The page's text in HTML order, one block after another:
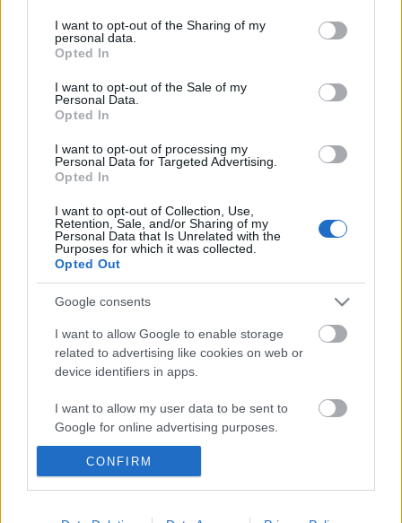
not limited to your visit or usage behaviour. You may click to
grant or deny consent to Google and its third-party tags to
use your data for below specified purposes in below Google
consent section.
I want to opt-out of the Sharing of my
personal data.
Opted In
I want to opt-out of the Sale of my
Personal Data.
Opted In
I want to opt-out of processing my
Personal Data for Targeted Advertising.
Opted In
I want to opt-out of Collection, Use,
Retention, Sale, and/or Sharing of my
Personal Data that Is Unrelated with the
Purposes for which it was collected.
Opted Out
Google consents
I want to allow Google to enable storage
related to advertising like cookies on web or
device identifiers in apps.
I want to allow my user data to be sent to
Google for online advertising purposes.
I want to allow Google to send me
I want to allow Google to enable storage
CONFIRM
A teljes napló erre >>
Ajánlott bejegyzések:
Meghalt Böröndi Tamás
Akárki a Dóm téren
Épül a Dóm téri szabadtéri színpad